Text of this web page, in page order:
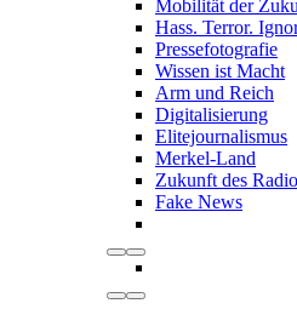
Mobilität der
Hass. Terror.
Pressefotografie
Wissen ist Macht
Arm und Reich
Digitalisierung
Elitejournalismus
Merkel-Land
Zukunft des
Fake News